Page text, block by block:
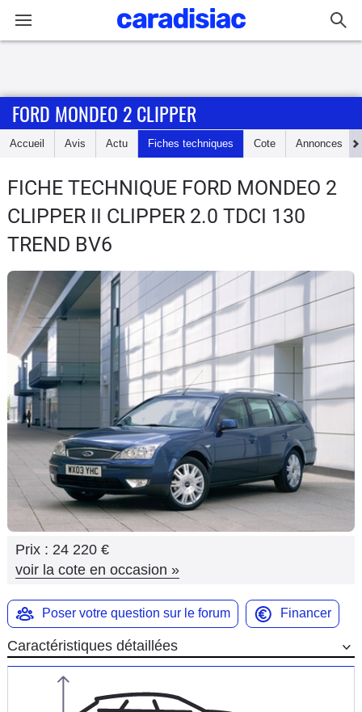
Accueil
Essais
Guide
d'achat
Electriques
Utilitaires
Flottes
Auto
Services
Forum
Moto
Marques
FORD MONDEO 2 CLIPPER
Accueil Avis Actu Fiches techniques Cote Annonces
FICHE TECHNIQUE FORD MONDEO 2
CLIPPER II CLIPPER 2.0 TDCI 130
TREND BV6
Prix : 24 220 €
voir la cote en occasion »
Poser votre question sur le forum Financer
Caractéristiques détaillées